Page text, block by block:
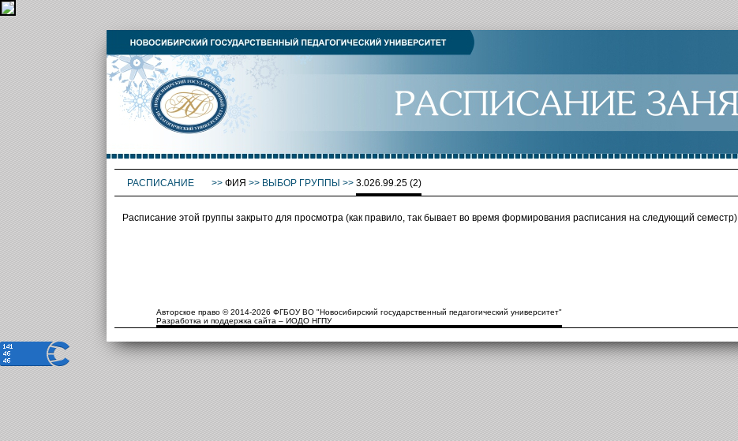
РАСПИСАНИЕ >> ФИЯ >> ВЫБОР ГРУППЫ >> 3.026.99.25 (2)
Расписание этой группы закрыто для просмотра (как правило, так бывает во время формирования расписания на следующий семестр)
Авторское право © 2014-2026 ФГБОУ ВО "Новосибирский государственный педагогический университет"
Разработка и поддержка сайта – ИОДО НГПУ